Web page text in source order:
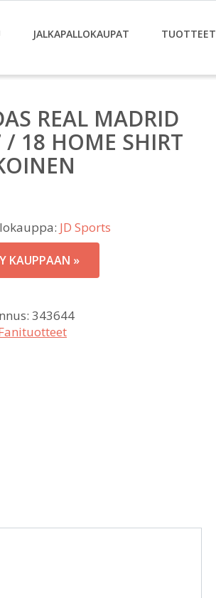
JALKAPALLOKAUPAT TUOTTEET
REAL MADRID
/ 18 HOME SHIRT
JD Sports
KAUPPAAN »
343644